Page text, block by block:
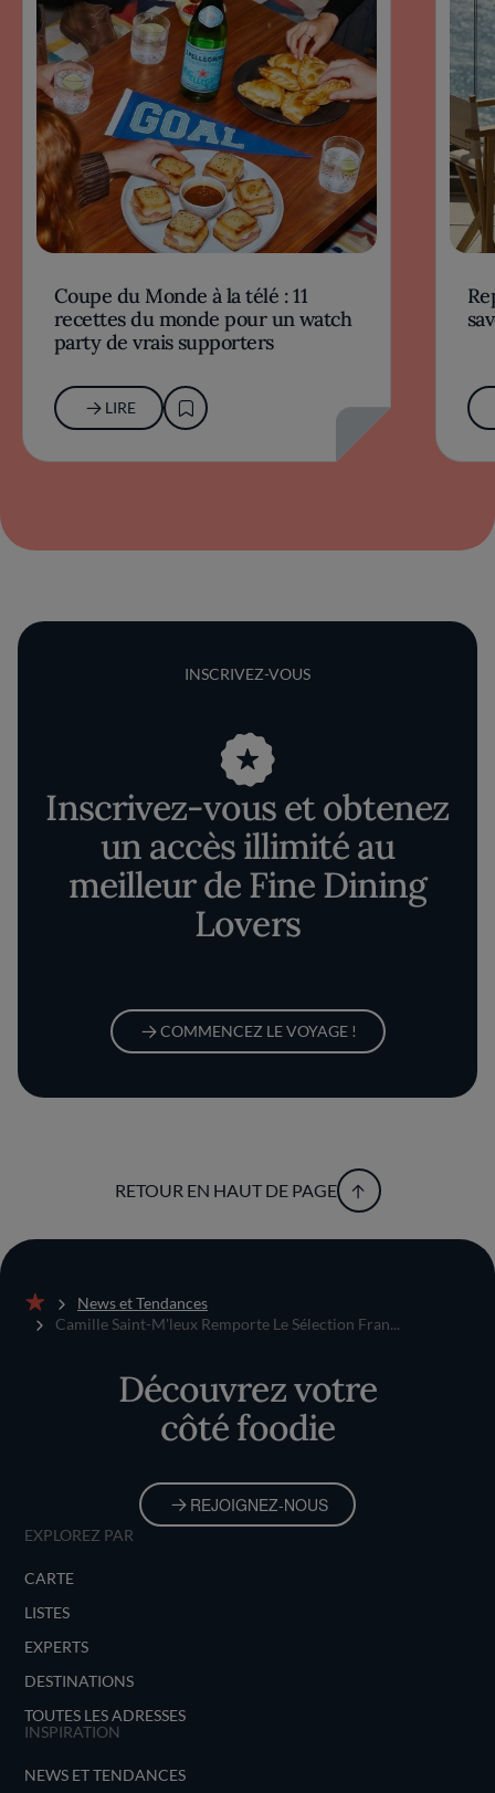
Coupe du Monde à la télé : 11
recettes du monde pour un watch
party de vrais supporters
LIRE
INSCRIVEZ-VOUS
Inscrivez-vous et obtenez
un accès illimité au
meilleur de Fine Dining
Lovers
COMMENCEZ LE VOYAGE !
RETOUR EN HAUT DE PAGE
Accueil
News et Tendances
Camille Saint-M'leux Remporte Le Sélection Fran...
Découvrez votre
côté foodie
REJOIGNEZ-NOUS
EXPLOREZ PAR
CARTE
LISTES
EXPERTS
DESTINATIONS
TOUTES LES ADRESSES
INSPIRATION
NEWS ET TENDANCES